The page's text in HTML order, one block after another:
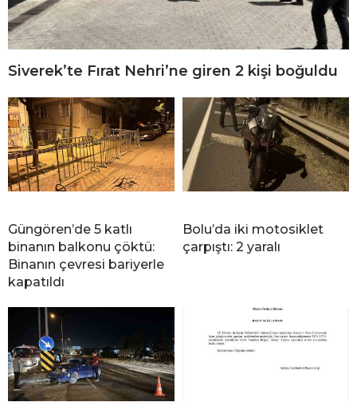
Siverek’te Fırat Nehri’ne giren 2 kişi boğuldu
Güngören’de 5 katlı
binanın balkonu çöktü:
Binanın çevresi bariyerle
kapatıldı
Bolu’da iki motosiklet
çarpıştı: 2 yaralı